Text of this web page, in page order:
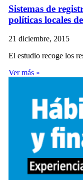
Sistemas de
políticas locales
21 diciembre, 2015
El estudio recoge los
Ver más »